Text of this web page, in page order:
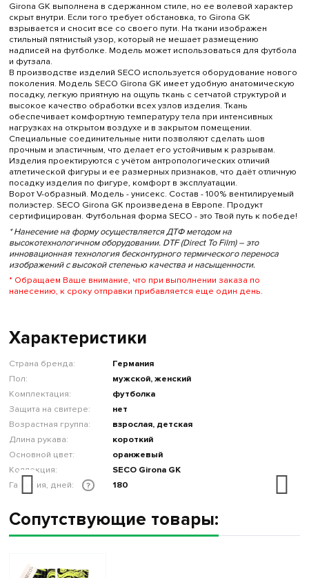
Girona GK выполнена в сдержанном стиле, но ее волевой характер
скрыт внутри. Если того требует обстановка, то Girona GK
взрывается и сносит все со своего пути. На ткани изображен
стильный пятнистый узор, который не мешает размещению
надписей на футболке. Модель может использоваться для футбола
и футзала.
В производстве изделий SECO используется оборудование нового
поколения. Модель SECO Girona GK имеет удобную анатомическую
посадку, легкую приятную на ощупь ткань с сетчатой структурой и
высокое качество обработки всех узлов изделия. Ткань
обеспечивает комфортную температуру тела при интенсивных
нагрузках на открытом воздухе и в закрытом помещении.
Специальные соединительные нити позволяют сделать шов
прочным и эластичным, что делает его устойчивым к разрывам.
Изделия проектируются с учётом антропологических отличий
атлетической фигуры и ее размерных признаков, что даёт отличную
посадку изделия по фигуре, комфорт в эксплуатации.
Ворот V-образный. Модель - унисекс. Состав - 100% вентилируемый
полиэстер. SECO Girona GK произведена в Европе. Продукт
сертифицирован. Футбольная форма SECO - это Твой путь к победе!
* Нанесение на форму осуществляется ДТФ методом на
высокотехнологичном оборудовании. DTF (Direct To Film) – это
инновационная технология бесконтурного термического переноса
изображений с высокой степенью качества и насыщенности.
* Обращаем Ваше внимание, что при выполнении заказа по
нанесению, к сроку отправки прибавляется еще один день.
Характеристики
Страна бренда:
Германия
Пол:
мужской, женский
Комплектация:
футболка
Защита на свитере:
нет
Возрастная группа:
взрослая, детская
Длина рукава:
короткий
Основной цвет:
оранжевый
Коллекция:
SECO Girona GK
Гарантия, дней:
? 180
Сопутствующие товары: